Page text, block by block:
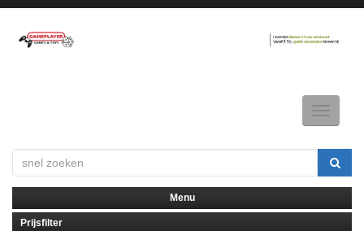
Toggle
Menu
Prijsfilter